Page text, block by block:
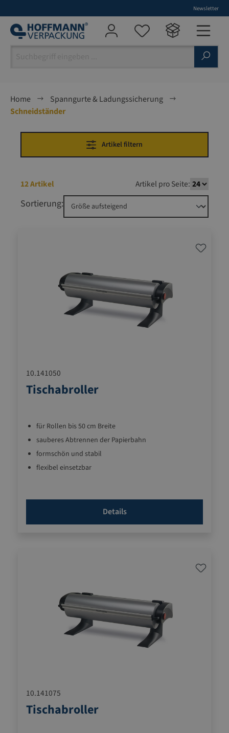
Newsletter
Home
Spanngurte & Ladungssicherung
Schneidständer
Artikel filtern
12 Artikel Artikel pro Seite:
Sortierung:
10.141050
Tischabroller
für Rollen bis 50 cm Breite
sauberes Abtrennen der Papierbahn
formschön und stabil
flexibel einsetzbar
Details
10.141075
Tischabroller